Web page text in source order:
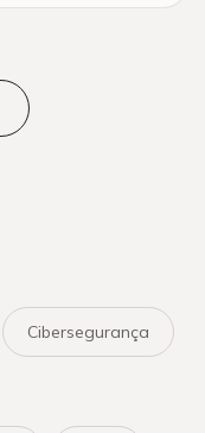
Cibersegurança